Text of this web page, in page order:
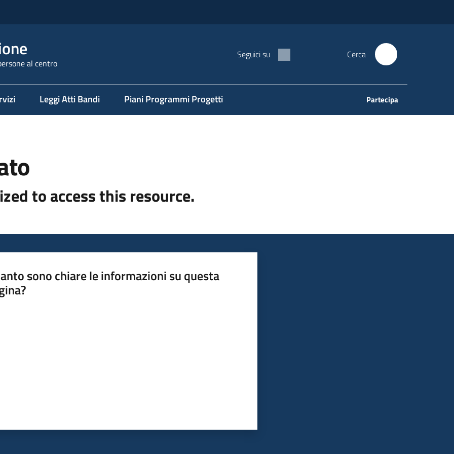
al centro
Seguici su Cerca
Leggi Atti Bandi Piani Programmi Progetti Partecipa
to access this resource.
sono chiare le informazioni su questa